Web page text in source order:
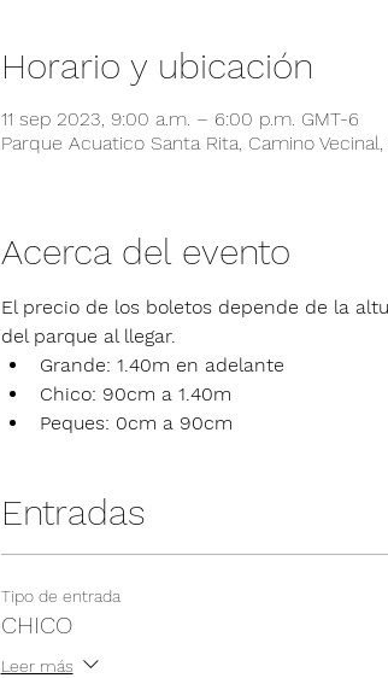
Horario y ubicación
11 sep 2023, 9:00 a.m. – 6:00 p.m. GMT-6
Parque Acuatico Santa Rita, Camino
Acerca del evento
El precio de los boletos depende de la
del parque al llegar.
Grande: 1.40m en adelante
Chico: 90cm a 1.40m
Peques: 0cm a 90cm
Entradas
Tipo de entrada
CHICO
Leer más